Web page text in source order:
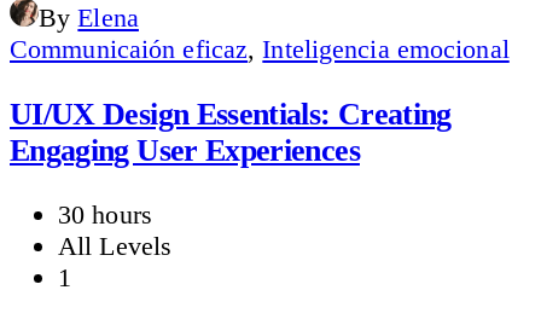
By Elena
Communicaión eficaz,Inteligencia emocional
UI/UX Design Essentials: Creating
Engaging User Experiences
30 hours
All Levels
1